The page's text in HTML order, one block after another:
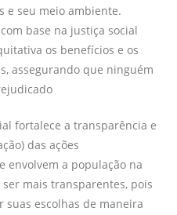
e seu meio ambiente.
base na justiça social
os benefícios e os
assegurando que ninguém
fortalece a transparência e
das ações
envolvem a população na
mais transparentes, pois
suas escolhas de maneira